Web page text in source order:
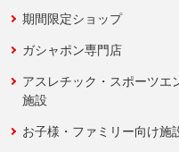
期間限定ショップ
ガシャポン専門店
アスレチック・スポーツエ
施設
お子様・ファミリー向け施